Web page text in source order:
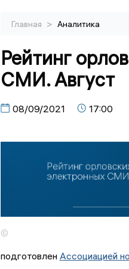
Главная > Аналитика
Рейтинг
СМИ. Август
08/09/2021 17:00
©
подготовлен Ассоциацией